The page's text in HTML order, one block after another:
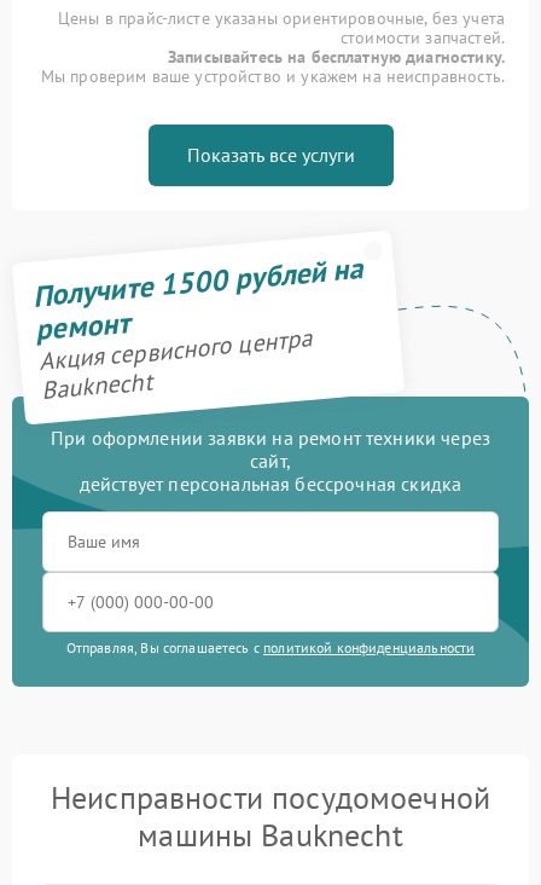
Цены в прайс-листе указаны ориентировочные, без учета
стоимости запчастей.
Записывайтесь на бесплатную диагностику.
Мы проверим ваше устройство и укажем на неисправность.
Показать все услуги
Получите 1500 рублей на
ремонт
Акция сервисного центра
Bauknecht
При оформлении заявки на ремонт техники через
сайт,
действует персональная бессрочная скидка
Отправляя, Вы соглашаетесь с политикой конфиденциальности
Неисправности посудомоечной
машины Bauknecht